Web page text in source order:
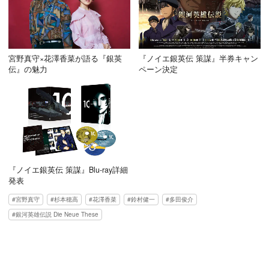
宮野真守×花澤香菜が語る『銀英
伝』の魅力
『ノイエ銀英伝 策謀』半券キャン
ペーン決定
『ノイエ銀英伝 策謀』Blu-ray詳細
発表
宮野真守 杉本穂高 花澤香菜 鈴村健一
多田俊介
銀河英雄伝説 Die Neue These